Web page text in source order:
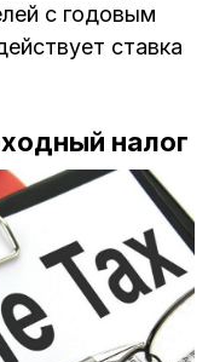
с годовым
ставка
налог